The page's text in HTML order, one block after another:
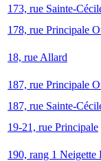
173, rue Sainte-
178, rue Principale
18, rue Allard
187, rue Principale
187, rue Sainte-
19-21, rue Principale
190, rang 1 Neigette